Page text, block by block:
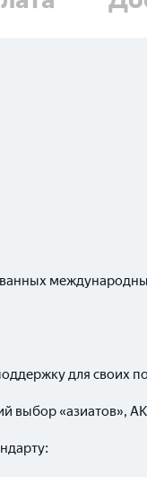
для своих
выбор «азиатов»,